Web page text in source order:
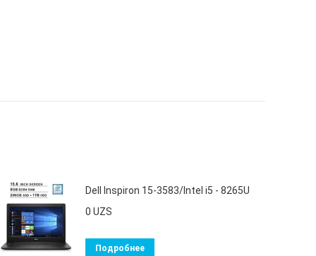
Dell Inspiron 15-3583/Intel i5 - 8265U
0 UZS
Подробнее